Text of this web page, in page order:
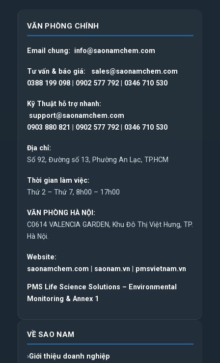
VĂN PHÒNG CHÍNH
Email chung: info@saonamchem.com
Tư vấn & báo giá: sales@saonamchem.com
0388 199 098
0902 577 792 0346 710 530
Kỹ Thuật hỗ trợ nhanh:
support@saonamchem.com
0903 880 821 0902 577 792 0346 710 530
Địa chỉ:
Số 92, Đường số 13, Phường An Lạc, TP.HCM
Thời gian làm việc:
Thứ 2 – Thứ 7, 8h00 – 17h00
VĂN PHÒNG HÀ NỘI:
C0614 VALENCIA GARDEN, Khu Đô Thị Việt Hưng, TP.
Hà Nội.
Website:
saonamchem.com
saonam.vn pmsvietnam.vn
PMS Life Science Solutions – Environmental
Monitoring & Annex 1
VỀ SAO NAM
Giới thiệu doanh nghiệp